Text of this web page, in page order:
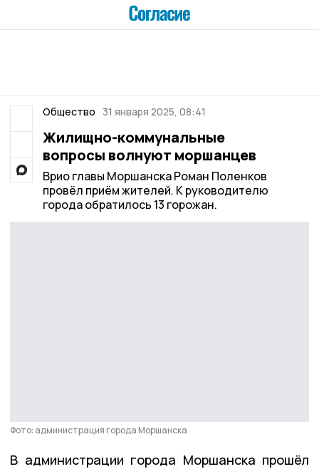
Общество 31 января 2025, 08:41
Жилищно-коммунальные
вопросы волнуют моршанцев
Врио главы Моршанска Роман Поленков
провёл приём жителей. К руководителю
города обратилось 13 горожан.
Фото: администрация города Моршанска
В администрации города Моршанска прошёл